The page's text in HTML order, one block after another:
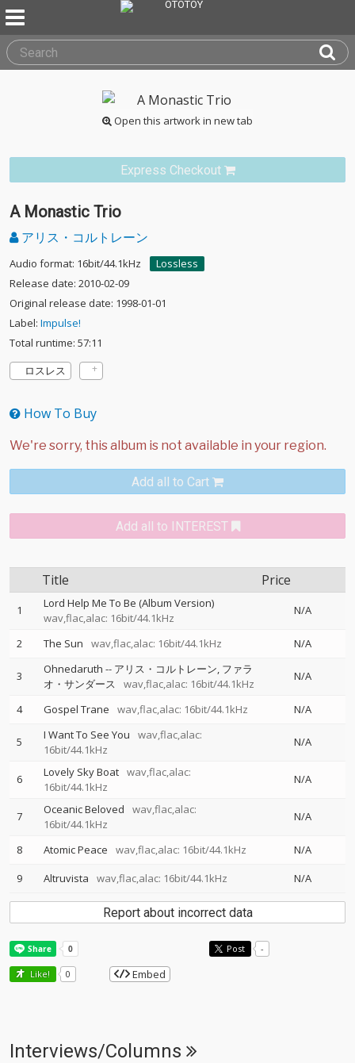
Open this artwork in new tab
Express Checkout
A Monastic Trio
アリス・コルトレーン
Audio format: 16bit/44.1kHz
Lossless
Release date: 2010-02-09
Original release date: 1998-01-01
Label: Impulse!
Total runtime: 57:11
ロスレス
How To Buy
Add all to Cart
Add all to INTEREST
Title Price
1
Lord Help Me To Be (Album Version)
wav,flac,alac: 16bit/44.1kHz
N/A
2 The Sun wav,flac,alac: 16bit/44.1kHz N/A
3 Ohnedaruth -- アリス・コルトレーン ファラ
オ・サンダース
wav,flac,alac: 16bit/44.1kHz
N/A
4 Gospel Trane wav,flac,alac: 16bit/44.1kHz N/A
5 I Want To See You
wav,flac,alac:
16bit/44.1kHz
N/A
6 Lovely Sky Boat wav,flac,alac:
16bit/44.1kHz
N/A
7 Oceanic Beloved
wav,flac,alac:
16bit/44.1kHz
N/A
8 Atomic Peace wav,flac,alac: 16bit/44.1kHz
N/A
9
Altruvista wav,flac,alac: 16bit/44.1kHz N/A
Report about incorrect data
Post -
Like! 0 Embed
Interviews/Columns